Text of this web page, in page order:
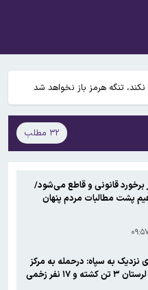
می‌شود؟
نکند، تنگه هرمز باز نخواهد شد
اخیر چه بود؟
می‌شود؟
۳۲ مطلب
برخورد قانونی و قاطع می‌شود/
پشت مطالبات مردم پنهان
نزدیک به سپاه: درحمله به مرکز
پلیس ازنا در لرستان ۳ تن کشته و ۱۷ نفر زخمی